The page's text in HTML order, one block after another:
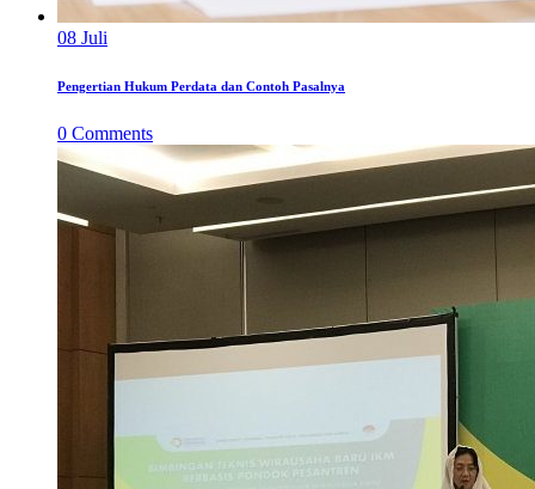
08 Juli
Pengertian Hukum Perdata dan Contoh Pasalnya
0 Comments